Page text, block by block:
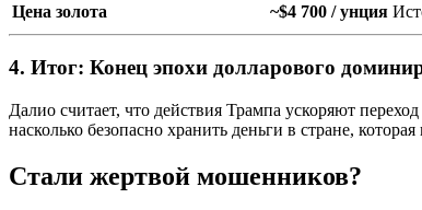
Цена золота
~$4 700 / унция
4. Итог: Конец эпохи долларового
Далио считает, что действия Трампа ускоряют
насколько безопасно хранить деньги в стране,
Стали жертвой мошенников?